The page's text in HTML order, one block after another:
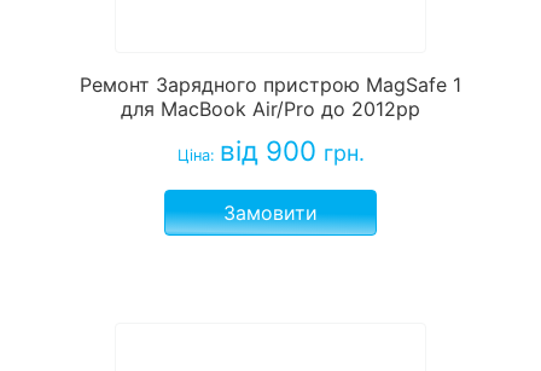
Ремонт Зарядного пристрою MagSafe 1
для MacBook Air/Pro до 2012рр
Ціна: від 900 грн.
Замовити